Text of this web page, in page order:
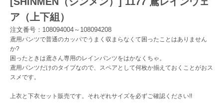
ア（上下組）
注文番号：108094004～108094208
鳶用パンツで普通のカッパでうまく収まらなくて困ったことはありません
か?
困ったときは鳶さん専用のレインパンツをはかなくちゃ。
鳶用パンツだけのタイプなので、スペアとして何枚か揃えておくことがおス
スメです。
上衣と下衣セット販売です。それぞれサイズを必ずご確認ください!!